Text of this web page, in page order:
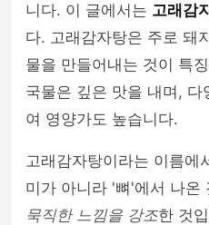
니다. 이 글에서는 고래감
다. 고래감자탕은 주로 돼
물을 만들어내는 것이 특
국물은 깊은 맛을 내며,
여 영양가도 높습니다.
고래감자탕이라는 이름에
미가 아니라 '뼈'에서 나온
묵직한 느낌을 강조한 것